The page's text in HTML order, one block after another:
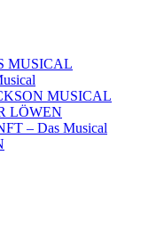
MUSICAL
MUSICAL
LÖWEN
– Das Musical